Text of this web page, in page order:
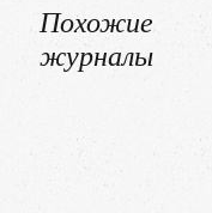
Похожие
журналы